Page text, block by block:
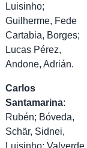
Luisinho;
Guilherme, Fede
Cartabia, Borges;
Lucas Pérez,
Andone, Adrián.
Carlos
Santamarina:
Rubén; Bóveda,
Schär, Sidnei,
Luisinho; Valverde,